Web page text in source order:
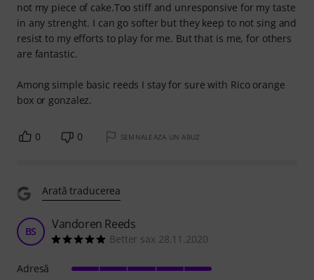
not my piece of cake.Too stiff and unresponsive for my taste
in any strenght. I can go softer but they keep to not sing and
resist to my efforts to play for me. But that is me, for others
are fantastic.
Among simple basic reeds I stay for sure with Rico orange
box or gonzalez.
0 0 SEMNALEAZA UN ABUZ
Arată traducerea
BS Vandoren Reeds
Better sax 28.11.2020
Adresă